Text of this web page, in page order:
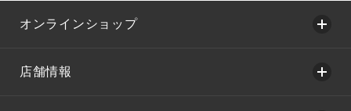
オンラインショップ
店舗情報